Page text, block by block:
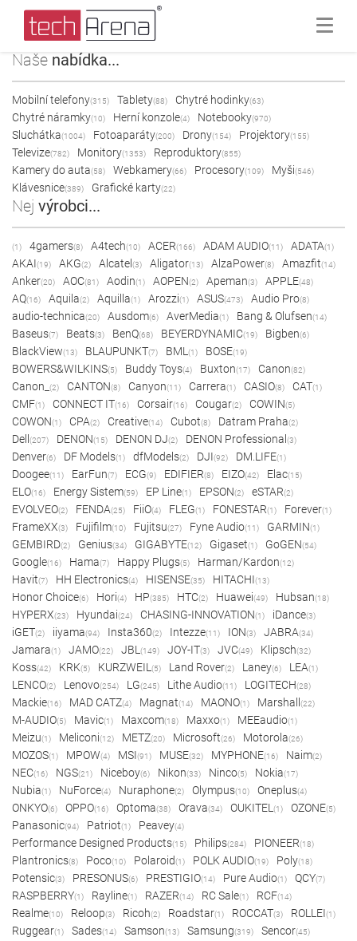
Naše nabídka...
Mobilní telefony(315) Tablety(88) Chytré hodinky(63)
Chytré náramky(10) Herní konzole(4) Notebooky(970)
Sluchátka(1004) Fotoaparáty(200) Drony(154) Projektory(155)
Televize(782) Monitory(1353) Reproduktory(855)
Kamery do auta(58) Webkamery(66) Procesory(109) Myši(546)
Klávesnice(389) Grafické karty(22)
Nej výrobci...
(1) 4gamers(8) A4tech(10) ACER(166) ADAM AUDIO(11) ADATA(1)
AKAI(19) AKG(2) Alcatel (3) Aligator(13) AlzaPower(8) Amazfit(14)
Anker(20) AOC(81) Aodin(1) AOPEN(2) Apeman(3) APPLE(48)
AQ(16) Aquila(2) Aquilla(1) Arozzi(1) ASUS(473) Audio Pro(8)
audio-technica(20) Ausdom(6) AverMedia(1) Bang & Olufsen(14)
Baseus(7) Beats(3) BenQ(68) BEYERDYNAMIC(19) Bigben(6)
BlackView(13) BLAUPUNKT(7) BML (1) BOSE(19)
BOWERS&WILKINS(5) Buddy Toys(4) Buxton(17) Canon(82)
Canon_ (2) CANTON(8) Canyon(11) Carrera(1) CASIO(8) CAT(1)
CMF(1) CONNECT IT(16) Corsair(16) Cougar(2) COWIN(5)
COWON(1) CPA(2) Creative(14) Cubot(8) Datram Praha(2)
Dell (207) DENON(15) DENON DJ(2) DENON Professional (3)
Denver(6) DF Models(1) dfModels(2) DJI(92) DM.LIFE(1)
Doogee(11) EarFun(7) ECG(9) EDIFIER(8) EIZO(42) Elac(15)
ELO(16) Energy Sistem(59) EP Line(1) EPSON(2) eSTAR(2)
EVOLVEO(2) FENDA(25) FiiO(4) FLEG(1) FONESTAR(1) Forever(1)
FrameXX(3) Fujifilm(10) Fujitsu(27) Fyne Audio(11) GARMIN(1)
GEMBIRD(2) Genius(34) GIGABYTE(12) Gigaset(1) GoGEN(54)
Google(16) Hama(7) Happy Plugs(5) Harman/Kardon(12)
Havit(7) HH Electronics(4) HISENSE(35) HITACHI(13)
Honor Choice(6) Hori(4) HP(385) HTC(2) Huawei(49) Hubsan(18)
HYPERX(23) Hyundai(24) CHASING-INNOVATION(1) iDance(3)
iGET(2) iiyama(94) Insta360(2) Intezze(11) ION(3) JABRA(34)
Jamara(1) JAMO(22) JBL (149) JOY-IT(3) JVC(49) Klipsch(32)
Koss(42) KRK(5) KURZWEIL (5) Land Rover(2) Laney(6) LEA(1)
LENCO(2) Lenovo(254) LG(245) Lithe Audio(11) LOGITECH(28)
Mackie(16) MAD CATZ(4) Magnat(14) MAONO(1) Marshall (22)
M-AUDIO(5) Mavic(1) Maxcom(18) Maxxo(1) MEEaudio(1)
Meizu(1) Meliconi(12) METZ(20) Microsoft(26) Motorola(26)
MOZOS(1) MPOW(4) MSI(91) MUSE(32) MYPHONE(16) Naim(2)
NEC(16) NGS(21) Niceboy(6) Nikon(33) Ninco(5) Nokia(17)
Nubia(1) NuForce(4) Nuraphone(2) Olympus(10) Oneplus(4)
ONKYO(6) OPPO(16) Optoma(38) Orava(34) OUKITEL (1) OZONE(5)
Panasonic(94) Patriot(1) Peavey(4)
Performance Designed Products(15) Philips(284) PIONEER(18)
Plantronics(8) Poco(10) Polaroid(1) POLK AUDIO(19) Poly(18)
Potensic(3) PRESONUS(6) PRESTIGIO(14) Pure Audio(1) QCY(7)
RASPBERRY(1) Rayline(1) RAZER(14) RC Sale(1) RCF(14)
Realme(10) Reloop(3) Ricoh(2) Roadstar(1) ROCCAT(3) ROLLEI(1)
Ruggear(1) Sades(14) Samson(13) Samsung(319) Sencor(45)